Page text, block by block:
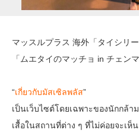
マッスルプラス 海外「タイシリ
「ムエタイのマッチョ in チェン
“เกี่ยวกับมัสเซิลพลัส”
เป็นเว็บไซต์โดยเฉพาะของนักกล้
เสื้อในสถานที่ต่าง ๆ ที่ไม่ค่อยจะเห็